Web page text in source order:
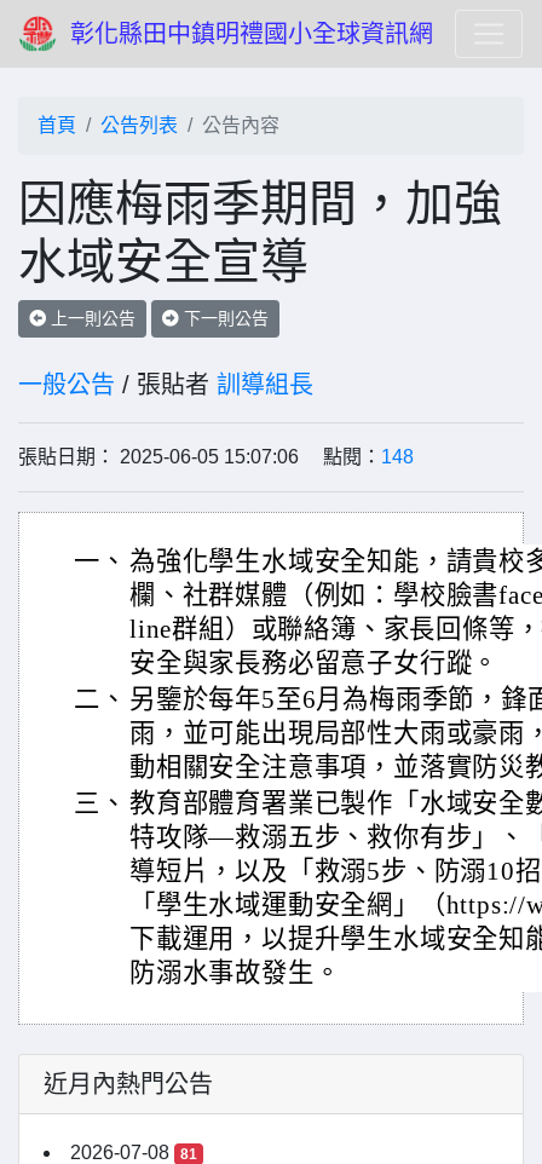
彰化縣田中鎮明禮國小全球資訊網
首頁 公告列表 公告內容
因應梅雨季期間，加強
水域安全宣導
上一則公告 下一則公告
一般公告 / 張貼者 訓導組長
張貼日期： 2025-06-05 15:07:06 點閱： 148
一、 為強化學生水域安全知能，請貴校
欄、社群媒體（例如：學校臉書
line群組）或聯絡簿、家長回條等
安全與家長務必留意子女行蹤。
二、 另鑒於每年5至6月為梅雨季節，鋒
雨，並可能出現局部性大雨或豪雨
動相關安全注意事項，並落實防災
三、 教育部體育署業已製作「水域安全
特攻隊—救溺五步、救你有步」、
導短片，以及「救溺5步、防溺10
「學生水域運動安全網」（https://
下載運用，以提升學生水域安全知
防溺水事故發生。
近月內熱門公告
2026-07-08 81